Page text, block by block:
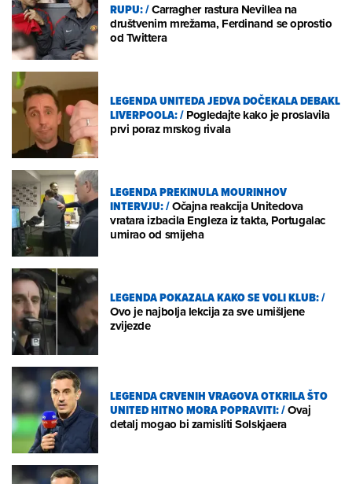
RUPU:/Carragher rastura Nevillea na
društvenim mrežama, Ferdinand se oprostio
od Twittera
LEGENDA UNITEDA JEDVA DOČEKALA DEBAKL
LIVERPOOLA:/Pogledajte kako je proslavila
prvi poraz mrskog rivala
LEGENDA PREKINULA MOURINHOV
INTERVJU:/Očajna reakcija Unitedova
vratara izbacila Engleza iz takta, Portugalac
umirao od smijeha
LEGENDA POKAZALA KAKO SE VOLI KLUB:/
Ovo je najbolja lekcija za sve umišljene
zvijezde
LEGENDA CRVENIH VRAGOVA OTKRILA ŠTO
UNITED HITNO MORA POPRAVITI:/Ovaj
detalj mogao bi zamisliti Solskjaera